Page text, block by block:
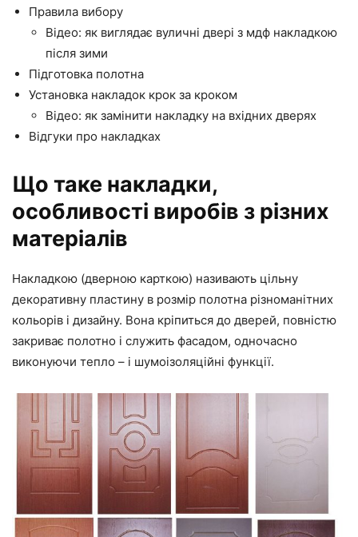
Правила вибору
Відео: як виглядає вуличні двері з мдф накладкою
після зими
Підготовка полотна
Установка накладок крок за кроком
Відео: як замінити накладку на вхідних дверях
Відгуки про накладках
Що таке накладки,
особливості виробів з різних
матеріалів
Накладкою (дверною карткою) називають цільну
декоративну пластину в розмір полотна різноманітних
кольорів і дизайну. Вона кріпиться до дверей, повністю
закриває полотно і служить фасадом, одночасно
виконуючи тепло – і шумоізоляційні функції.